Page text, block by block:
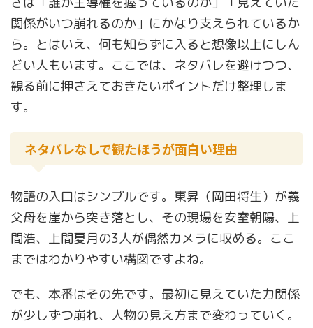
関係がいつ崩れるのか」にかなり支えられているか
ら。とはいえ、何も知らずに入ると想像以上にしん
どい人もいます。ここでは、ネタバレを避けつつ、
観る前に押さえておきたいポイントだけ整理しま
す。
ネタバレなしで観たほうが面白い理由
物語の入口はシンプルです。東昇（岡田将生）が義
父母を崖から突き落とし、その現場を安室朝陽、上
間浩、上間夏月の3人が偶然カメラに収める。ここ
まではわかりやすい構図ですよね。
でも、本番はその先です。最初に見えていた力関係
が少しずつ崩れ、人物の見え方まで変わっていく。